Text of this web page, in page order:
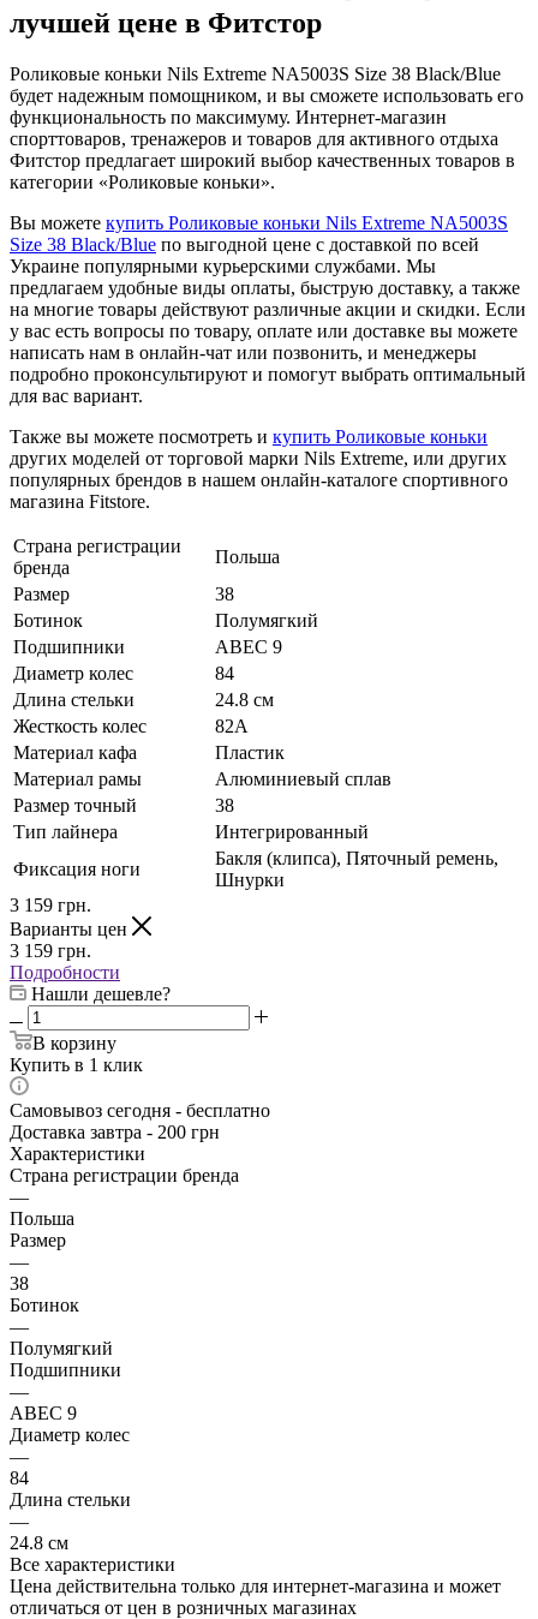
лучшей цене в Фитстор
Роликовые коньки Nils Extreme NA5003S Size 38 Black/Blue
будет надежным помощником, и вы сможете использовать его
функциональность по максимуму. Интернет-магазин
спорттоваров, тренажеров и товаров для активного отдыха
Фитстор предлагает широкий выбор качественных товаров в
категории «Роликовые коньки».
Вы можете купить Роликовые коньки Nils Extreme NA5003S
Size 38 Black/Blue по выгодной цене с доставкой по всей
Украине популярными курьерскими службами. Мы
предлагаем удобные виды оплаты, быструю доставку, а также
на многие товары действуют различные акции и скидки. Если
у вас есть вопросы по товару, оплате или доставке вы можете
написать нам в онлайн-чат или позвонить, и менеджеры
подробно проконсультируют и помогут выбрать оптимальный
для вас вариант.
Также вы можете посмотреть и купить Роликовые коньки
других моделей от торговой марки Nils Extreme, или других
популярных брендов в нашем онлайн-каталоге спортивного
магазина Fitstore.
Страна регистрации
бренда
Польша
Размер
38
Ботинок
Полумягкий
Подшипники
ABEC 9
Диаметр колес
84
Длина стельки
24.8 см
Жесткость колес
82А
Материал кафа
Пластик
Материал рамы
Алюминиевый сплав
Размер точный
38
Тип лайнера
Интегрированный
Фиксация ноги
Бакля (клипса), Пяточный ремень,
Шнурки
3 159 грн.
Варианты цен
3 159 грн.
Подробности
Нашли дешевле?
В корзину
Купить в 1 клик
Самовывоз сегодня - бесплатно
Доставка завтра - 200 грн
Характеристики
Страна регистрации бренда
—
Польша
Размер
—
38
Ботинок
—
Полумягкий
Подшипники
—
ABEC 9
Диаметр колес
—
84
Длина стельки
—
24.8 см
Все характеристики
Цена действительна только для интернет-магазина и может
отличаться от цен в розничных магазинах